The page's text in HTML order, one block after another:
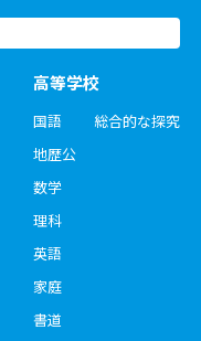
高等学校
国語
地歴公
数学
理科
英語
家庭
書道
総合的な探究